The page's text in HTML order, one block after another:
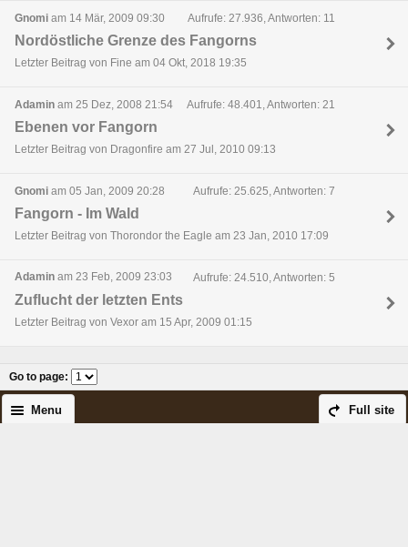
Gnomi am 14 Mär, 2009 09:30 Aufrufe: 27.936, Antworten: 11
Nordöstliche Grenze des Fangorns
Letzter Beitrag von Fine am 04 Okt, 2018 19:35
Adamin am 25 Dez, 2008 21:54 Aufrufe: 48.401, Antworten: 21
Ebenen vor Fangorn
Letzter Beitrag von Dragonfire am 27 Jul, 2010 09:13
Gnomi am 05 Jan, 2009 20:28 Aufrufe: 25.625, Antworten: 7
Fangorn - Im Wald
Letzter Beitrag von Thorondor the Eagle am 23 Jan, 2010 17:09
Adamin am 23 Feb, 2009 23:03 Aufrufe: 24.510, Antworten: 5
Zuflucht der letzten Ents
Letzter Beitrag von Vexor am 15 Apr, 2009 01:15
Go to page:
Full site
Menu